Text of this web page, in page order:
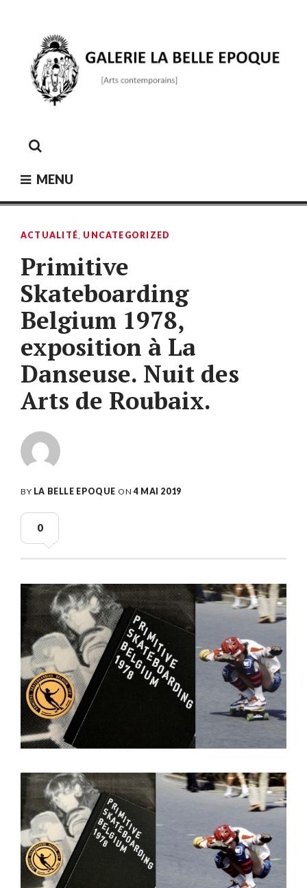
MENU
ACTUALITÉ, UNCATEGORIZED
Primitive
Skateboarding
Belgium 1978,
exposition à La
Danseuse. Nuit des
Arts de Roubaix.
BY LA BELLE EPOQUE ON4 MAI 2019
0